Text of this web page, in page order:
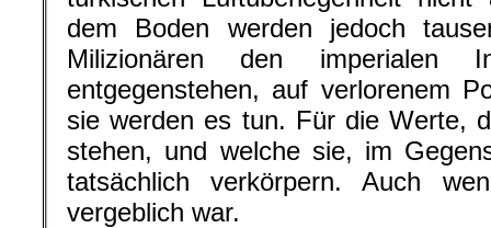
dem Boden werden jedoch
Milizionären den imperialen
entgegenstehen, auf verlorenem
sie werden es tun. Für die Werte,
stehen, und welche sie, im
tatsächlich verkörpern. Auch
vergeblich war.